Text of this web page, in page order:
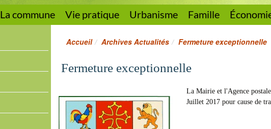
La commune Vie pratique Urbanisme Famille
Accueil Archives Actualités Fermeture exceptionnelle
Fermeture exceptionnelle
La Mairie et l'Agence
Juillet 2017 pour cause de